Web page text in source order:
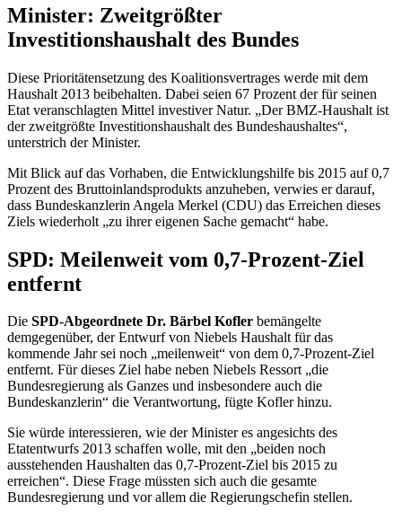
Minister: Zweitgrößter
Investitionshaushalt des Bundes
Diese Prioritätensetzung des Koalitionsvertrages werde mit dem
Haushalt 2013 beibehalten. Dabei seien 67 Prozent der für seinen
Etat veranschlagten Mittel investiver Natur. „Der BMZ-Haushalt ist
der zweitgrößte Investitionshaushalt des Bundeshaushaltes“,
unterstrich der Minister.
Mit Blick auf das Vorhaben, die Entwicklungshilfe bis 2015 auf 0,7
Prozent des Bruttoinlandsprodukts anzuheben, verwies er darauf,
dass Bundeskanzlerin Angela Merkel (CDU) das Erreichen dieses
Ziels wiederholt „zu ihrer eigenen Sache gemacht“ habe.
SPD: Meilenweit vom 0,7-Prozent-Ziel
entfernt
Die SPD-Abgeordnete Dr. Bärbel Kofler bemängelte
demgegenüber, der Entwurf von Niebels Haushalt für das
kommende Jahr sei noch „meilenweit“ von dem 0,7-Prozent-Ziel
entfernt. Für dieses Ziel habe neben Niebels Ressort„die
Bundesregierung als Ganzes und insbesondere auch die
Bundeskanzlerin“ die Verantwortung, fügte Kofler hinzu.
Sie würde interessieren, wie der Minister es angesichts des
Etatentwurfs 2013 schaffen wolle, mit den „beiden noch
ausstehenden Haushalten das 0,7-Prozent-Ziel bis 2015 zu
erreichen“. Diese Frage müssten sich auch die gesamte
Bundesregierung und vor allem die Regierungschefin stellen.